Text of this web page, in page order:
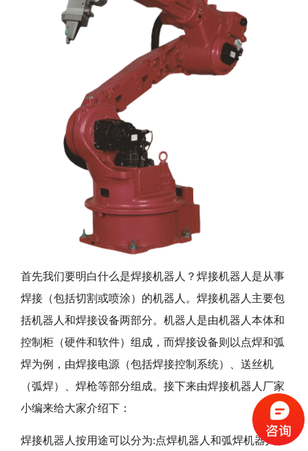
首先我们要明白什么是焊接机器人？焊接机器人是从事
焊接（包括切割或喷涂）的机器人。焊接机器人主要包
括机器人和焊接设备两部分。机器人是由机器人本体和
控制柜（硬件和软件）组成，而焊接设备则以点焊和弧
焊为例，由焊接电源（包括焊接控制系统）、送丝机
（弧焊）、焊枪等部分组成。接下来由焊接机器人厂家
小编来给大家介绍下：
焊接机器人按用途可以分为:点焊机器人和弧焊机器人。